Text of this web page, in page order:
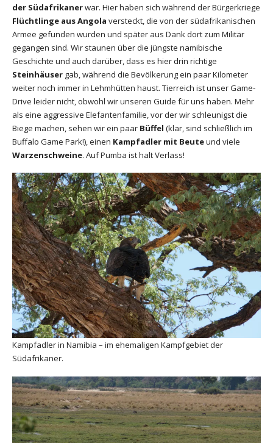
der Südafrikanerwar. Hier haben sich während der Bürgerkriege
Flüchtlinge aus Angola versteckt, die von der südafrikanischen
Armee gefunden wurden und später aus Dank dort zum Militär
gegangen sind. Wir staunen über die jüngste namibische
Geschichte und auch darüber, dass es hier drin richtige
Steinhäuser gab, während die Bevölkerung ein paar Kilometer
weiter noch immer in Lehmhütten haust. Tierreich ist unser Game-
Drive leider nicht, obwohl wir unseren Guide für uns haben. Mehr
als eine aggressive Elefantenfamilie, vor der wir schleunigst die
Biege machen, sehen wir ein paar Büffel (klar, sind schließlich im
Buffalo Game Park!), einen Kampfadler mit Beuteund viele
Warzenschweine. Auf Pumba ist halt Verlass!
Kampfadler in Namibia – im ehemaligen Kampfgebiet der
Südafrikaner.